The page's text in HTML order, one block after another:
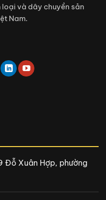
và dây chuyền sản
Nam.
Đỗ Xuân Hợp, phường